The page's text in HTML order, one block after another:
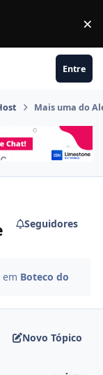
×
Entre
Mais uma do
Seguidores
em Boteco do
Novo Tópico